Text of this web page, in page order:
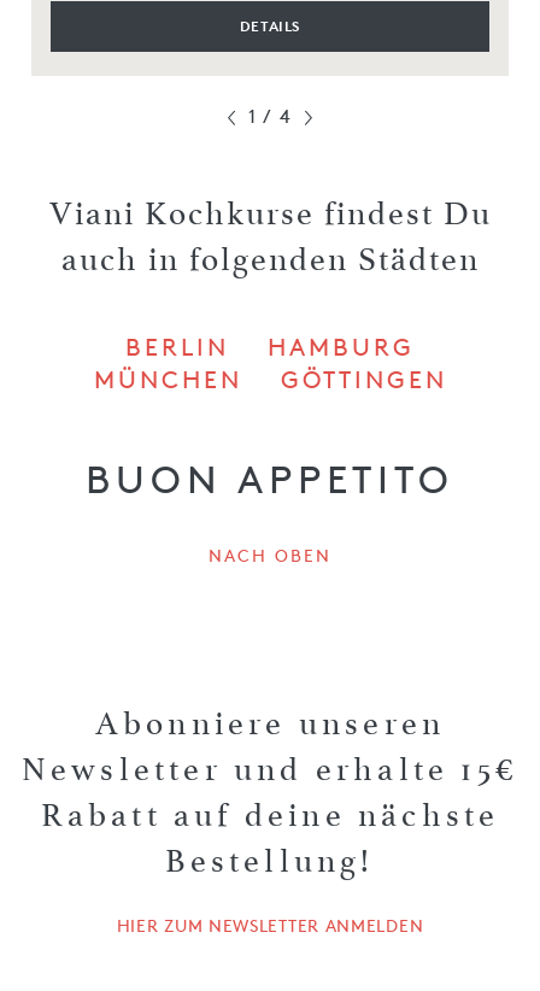
DETAILS
1 / 4
Viani Kochkurse findest Du
auch in folgenden Städten
BERLIN
HAMBURG
MÜNCHEN
GÖTTINGEN
BUON APPETITO
NACH OBEN
Abonniere unseren
Newsletter und erhalte 15€
Rabatt auf deine nächste
Bestellung!
HIER ZUM NEWSLETTER ANMELDEN